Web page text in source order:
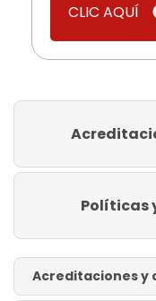
CLIC AQUÍ
Políticas
Acreditaciones y